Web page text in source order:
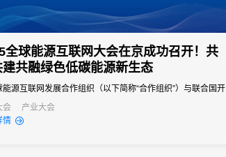
全球能源互联网大会在京成功召开！共
建共融绿色低碳能源新生态
能源互联网发展合作组织（以下简称“合作组织”）与联合国开
署等国际组织联合主办的2025全球能源互联网大会在北京成
，来自全球100多个国家和地区的近千名嘉宾参加本次大
会
产业大会
情